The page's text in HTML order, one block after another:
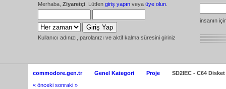
Merhaba, Ziyaretçi . Lütfen giriş yapın veya üye olun
Kullanıcı adınızı, parolanızı ve aktif kalma süresini giriniz
insanın
commodore.gen.tr Genel Kategori Proje
SD2IEC - C64
« önceki sonraki »